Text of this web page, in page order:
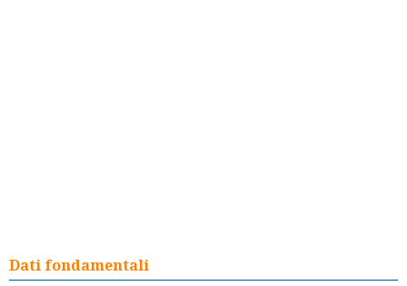
Dati fondamentali